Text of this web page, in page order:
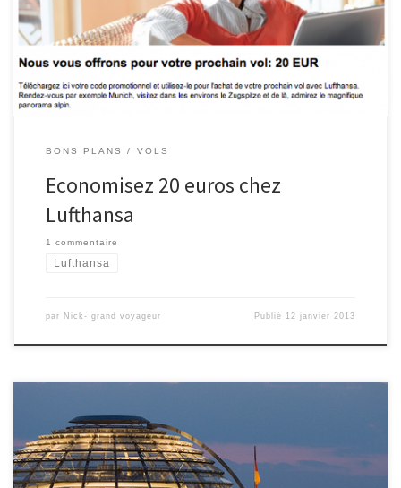
d’utilisation: Le bon d’achat ne peut être utilisé qu’entre le
10/12/2012 et le 10/03/2013. Le voyage doit avoir lieu entre le
10/12/2012 […]
BONS PLANS VOLS
Economisez 20 euros chez
Lufthansa
1 commentaire
Lufthansa
par Nick- grand voyageur Publié 12 janvier 2013
Notre prochain voyage nous rammene à Berlin pour un long week-
end. Berlin n’est pas seulement la capitale politique de
l’Allemagne mais aussi la capitale créative du pays et centre de la